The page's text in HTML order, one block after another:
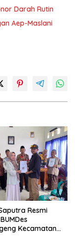
Darah Rutin
Aep-Maslani
Resmi
Kecamatan